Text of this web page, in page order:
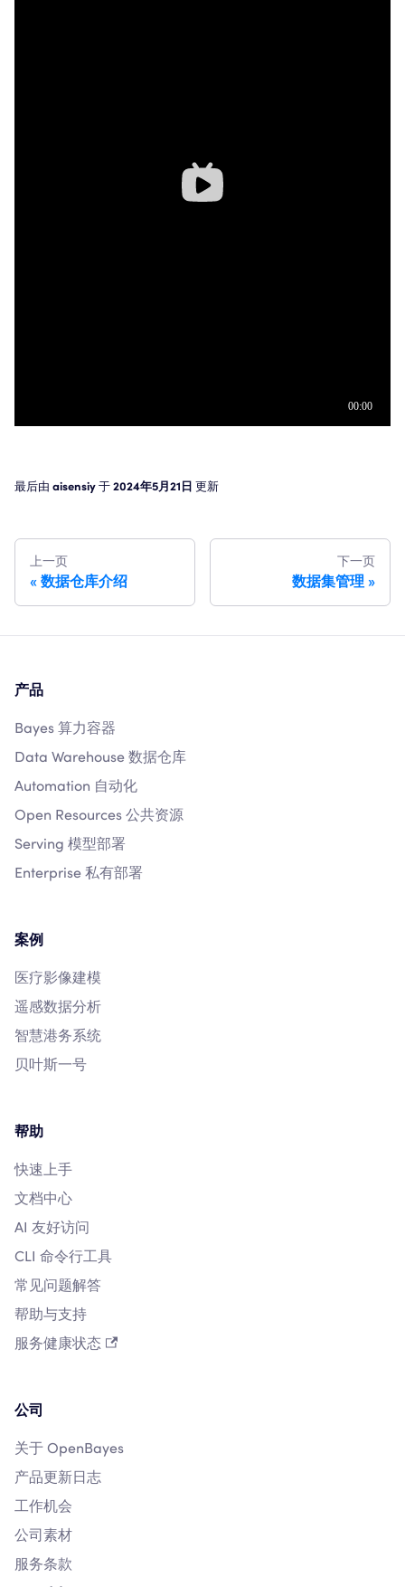
最后由 aisensiy于2024年5月21日 更新
上一页
数据仓库介绍
下一页
数据集管理
产品
Bayes 算力容器
Data Warehouse 数据仓库
Automation 自动化
Open Resources 公共资源
Serving 模型部署
Enterprise 私有部署
案例
医疗影像建模
遥感数据分析
智慧港务系统
贝叶斯一号
帮助
快速上手
文档中心
AI 友好访问
CLI 命令行工具
常见问题解答
帮助与支持
服务健康状态
公司
关于 OpenBayes
产品更新日志
工作机会
公司素材
服务条款